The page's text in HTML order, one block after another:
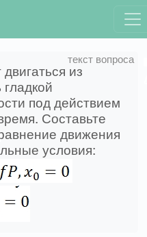
из
под действием
Составьте
движения
условия: